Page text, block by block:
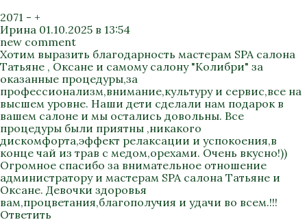
2071 - +
Ирина 01.10.2025 в 13:54
new comment
Хотим выразить благодарность мастерам SPA салона
Татьяне , Оксане и самому салону "Колибри" за
оказанные процедуры,за
профессионализм,внимание,культуру и сервис,все на
высшем уровне. Наши дети сделали нам подарок в
вашем салоне и мы остались довольны. Все
процедуры были приятны ,никакого
дискомфорта,эффект релаксации и успокоения,в
конце чай из трав с медом,орехами. Очень вкусно!))
Огромное спасибо за внимательное отношение
администратору и мастерам SPA салона Татьяне и
Оксане. Девочки здоровья
вам,процветания,благополучия и удачи во всем.!!!
Ответить